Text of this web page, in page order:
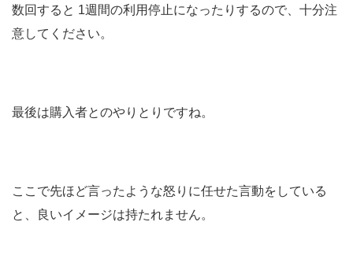
数回すると 1週間の利用停止になったりするので、十分注
意してください。
最後は購入者とのやりとりですね。
ここで先ほど言ったような怒りに任せた言動をしている
と、良いイメージは持たれません。